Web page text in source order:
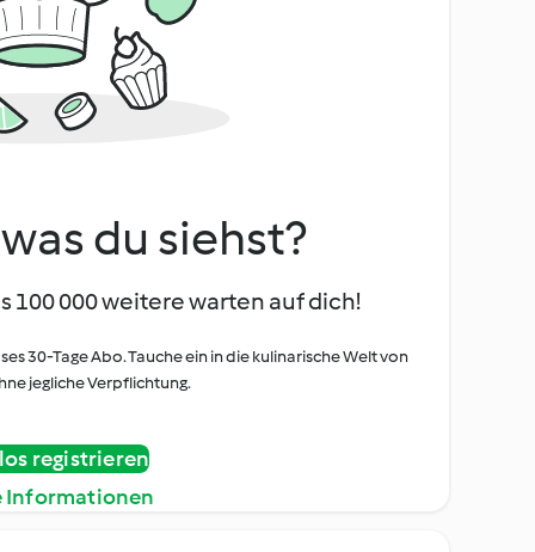
du siehst?
100 000 weitere warten auf dich!
30-Tage Abo. Tauche ein in die kulinarische Welt von
jegliche Verpflichtung.
registrieren
Informationen